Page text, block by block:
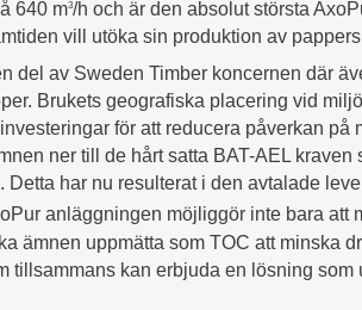
640 m3/h och är den absolut största
vill utöka sin produktion av
del av Sweden Timber koncernen där
Brukets geografiska placering vid
för att reducera påverkan på
ner till de hårt satta BAT-AEL kraven
har nu resulterat i den avtalade
anläggningen möjliggör inte bara att
ämnen uppmätta som TOC att minska
tillsammans kan erbjuda en lösning som